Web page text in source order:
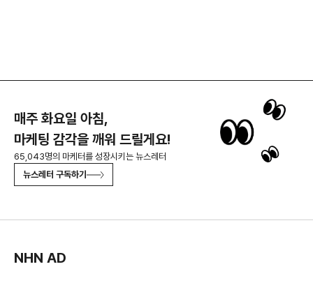
매주 화요일 아침,
마케팅 감각을 깨워 드릴게요!
65,043명의 마케터를 성장시키는 뉴스레터
뉴스레터 구독하기
NHN AD